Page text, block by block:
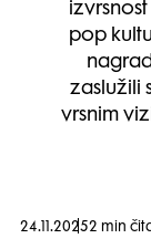
pop
zaslužili
vrsnim
24.11.20252 min